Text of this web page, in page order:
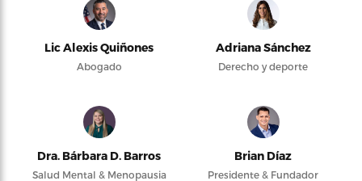
Lic Alexis Quiñones
Abogado
Adriana Sánchez
Derecho y deporte
Dra. Bárbara D. Barros
Salud Mental & Menopausia
Brian Díaz
Presidente & Fundador